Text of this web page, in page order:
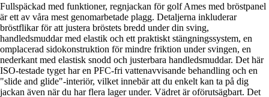
Fullspäckad med funktioner, regnjackan för golf Ames med bröstpanel
är ett av våra mest genomarbetade plagg. Detaljerna inkluderar
bröstflikar för att justera bröstets bredd under din sving,
handledsmuddar med elastik och ett praktiskt stängningssystem, en
omplacerad sidokonstruktion för mindre friktion under svingen, en
nederkant med elastisk snodd och justerbara handledsmuddar. Det här
ISO-testade tyget har en PFC-fri vattenavvisande behandling och en
"slide and glide"-interiör, vilket innebär att du enkelt kan ta på dig
jackan även när du har flera lager under. Vädret är oförutsägbart. Det